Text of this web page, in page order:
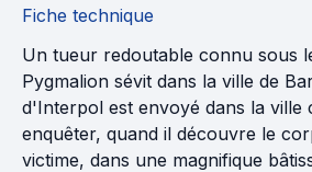
Fiche technique
Un tueur redoutable connu sous
Pygmalion sévit dans la ville de
d'Interpol est envoyé dans la ville
enquêter, quand il découvre le
victime, dans une magnifique